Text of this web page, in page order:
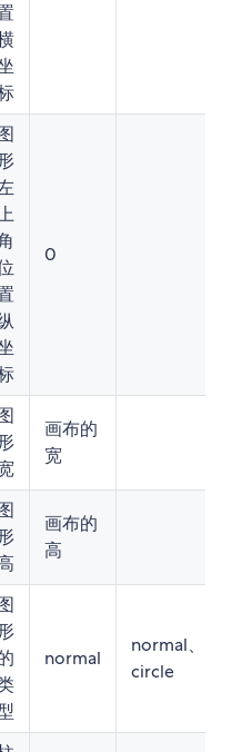
0
画布的
宽
画布的
高
normal
normal、
circle